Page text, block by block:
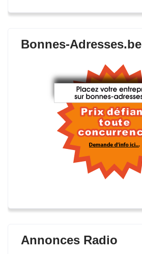
Bonnes-Adresses.be
Annonces Radio